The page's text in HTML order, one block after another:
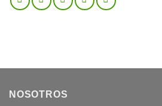
NOSOTROS